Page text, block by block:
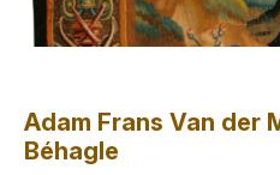
Adam Frans Van der
Béhagle